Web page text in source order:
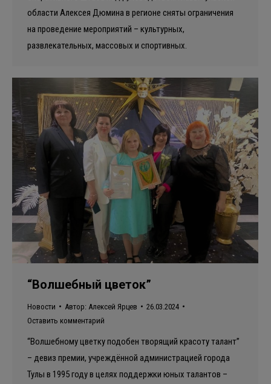
области Алексея Дюмина в регионе сняты ограничения
на проведение мероприятий – культурных,
развлекательных, массовых и спортивных.
“Волшебный цветок”
Новости Автор: Алексей Ярцев
26.03.2024
Оставить комментарий
“Волшебному цветку подобен творящий красоту талант”
– девиз премии, учреждённой администрацией города
Тулы в 1995 году в целях поддержки юных талантов –